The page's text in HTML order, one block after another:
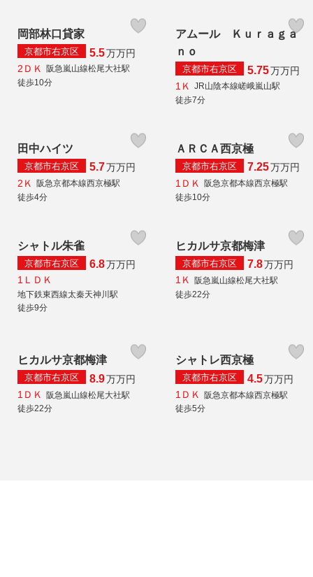
岡部林口貸家
京都市右京区 5.5万万円
2ＤＫ
阪急嵐山線松尾大社駅
徒歩10分
アムール Ｋｕｒａｇａ
ｎｏ
京都市右京区 5.75万万円
1Ｋ
JR山陰本線嵯峨嵐山駅
徒歩7分
田中ハイツ
京都市右京区 5.7万万円
2Ｋ
阪急京都本線西京極駅
徒歩4分
ＡＲＣＡ西京極
京都市右京区 7.25万万円
1ＤＫ
阪急京都本線西京極駅
徒歩10分
シャトル朱雀
京都市右京区 6.8万万円
1ＬＤＫ
地下鉄東西線太秦天神川駅
徒歩9分
ヒカルサ京都梅津
京都市右京区 7.8万万円
1Ｋ 阪急嵐山線松尾大社駅
徒歩22分
ヒカルサ京都梅津
京都市右京区 8.9万万円
1ＤＫ
阪急嵐山線松尾大社駅
徒歩22分
シャトレ西京極
京都市右京区 4.5万万円
1ＤＫ
阪急京都本線西京極駅
徒歩5分